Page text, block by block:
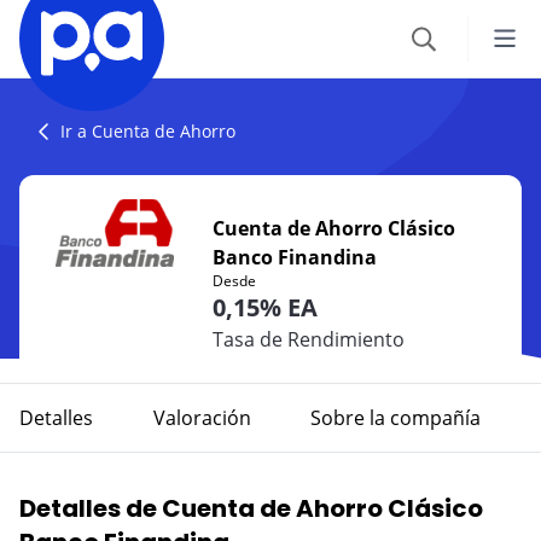
Seguros
VEHÍCULOS
Seguro Todo Riesgo
Seguro Obligatorio de Accidentes de Tránsito
Seguro de Viaje
Productos financieros
CRÉDITOS
Crédito Hipotecario
TARJETAS
Blog
Autos
Viajes
Finanzas
IR AL CENTRO DE AYUDA
Ir a Cuenta de Ahorro
Cuenta de Ahorro Clásico
Banco Finandina
Desde
0,15% EA
Tasa de Rendimiento
Detalles Valoración Sobre la compañía
Detalles de Cuenta de Ahorro Clásico